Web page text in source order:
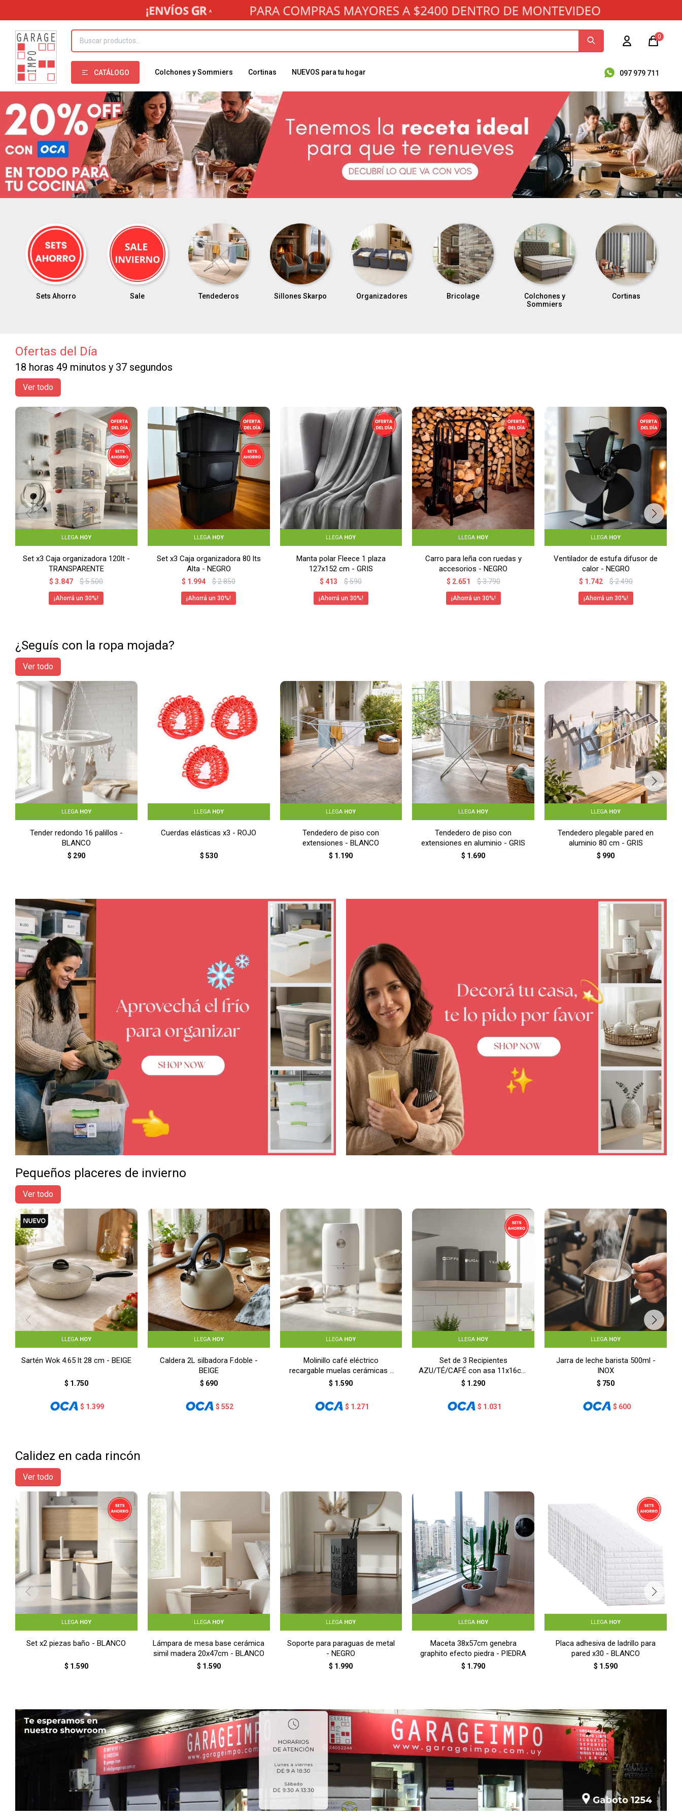
CATÁLOGO Colchones y Sommiers Cortinas NUEVOS para tu hogar 097 979 711
0
Sale Tendederos Sillones Skarpo Organizadores Bricolage
Colchones y
Cortinas Textiles
Ofertas del Día
18 horas 49 minutos y 35 segundos
Ver todo
LLEGA HOY
Set x3 Caja organizadora 120lt -
TRANSPARENTE
$ 3.847 $5.500
30
LLEGA HOY
Set x3 Caja organizadora 80 lts
Alta - NEGRO
$ 1.994 $2.850
30
LLEGA HOY
Manta polar Fleece 1 plaza
127x152 cm - GRIS
$ 413 $590
30
LLEGA HOY
Carro para leña con ruedas y
accesorios - NEGRO
$ 2.651 $3.790
30
LLEGA HOY
Ventilador de estufa difusor de
calor - NEGRO
$ 1.742 $2.490
30
¿Seguís con la ropa mojada?
Ver todo
LLEGA HOY
Tender redondo 16 palillos -
BLANCO
$ 290
LLEGA HOY
Cuerdas elásticas x3 - ROJO
$ 530
LLEGA HOY
Tendedero de piso con
extensiones - BLANCO
$ 1.190
LLEGA HOY
Tendedero de piso con
extensiones en aluminio - GRIS
$ 1.690
LLEGA HOY
Tendedero plegable pared en
aluminio 80 cm - GRIS
$ 990
Pequeños placeres de invierno
Ver todo
LLEGA HOY
Sartén Wok 4.65 lt 28 cm - BEIGE
$ 1.750
$ 1.399
LLEGA HOY
Caldera 2L silbadora F.doble -
BEIGE
$ 690
$ 552
LLEGA HOY
Molinillo café eléctrico
recargable muelas cerámicas -
BLANCO
$ 1.590
$ 1.271
LLEGA HOY
Set de 3 Recipientes
AZU/TÉ/CAFÉ con asa 11x16cm
- GRIS
$ 1.290
$ 1.031
LLEGA HOY
Jarra de leche barista 500ml -
INOX
$ 750
$ 600
Calidez en cada rincón
Ver todo
LLEGA HOY
Set x2 piezas baño - BLANCO
$ 1.590
LLEGA HOY
Lámpara de mesa base cerámica
simil madera 20x47cm - BLANCO
$ 1.590
LLEGA HOY
Soporte para paraguas de metal
- NEGRO
$ 1.990
LLEGA HOY
Maceta 38x57cm genebra
graphito efecto piedra - PIEDRA
$ 1.790
LLEGA HOY
Placa adhesiva de ladrillo para
pared x30 - BLANCO
$ 1.590